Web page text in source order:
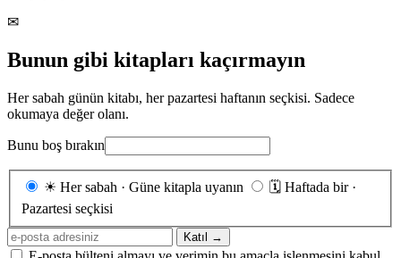
✉
Bunun gibi kitapları kaçırmayın
Her sabah günün kitabı, her pazartesi haftanın seçkisi. Sadece
okumaya değer olanı.
Bunu boş bırakın
Gönderim
☀ Her sabah · Güne kitapla uyanın 🗓 Haftada bir ·
Pazartesi seçkisi
E-
posta
Katıl →